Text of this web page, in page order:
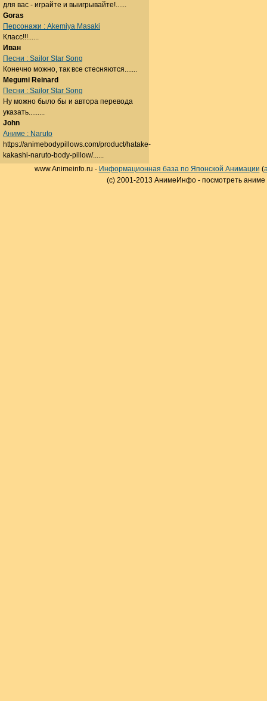
для вас - играйте и выигрывайте!......
Goras
Персонажи : Akemiya Masaki
Класс!!!......
Иван
Песни : Sailor Star Song
Конечно можно, так все стесняются.......
Megumi Reinard
Песни : Sailor Star Song
Ну можно было бы и автора перевода
указать.........
John
Аниме : Naruto
https://animebodypillows.com/product/hatake-
kakashi-naruto-body-pillow/......
www.Animeinfo.ru - Информационная база по Японской Анимации (
(c) 2001-2013 АнимеИнфо - посмотреть аниме